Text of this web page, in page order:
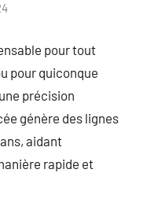
pour tout
pour quiconque
précision
génère des lignes
aidant
rapide et